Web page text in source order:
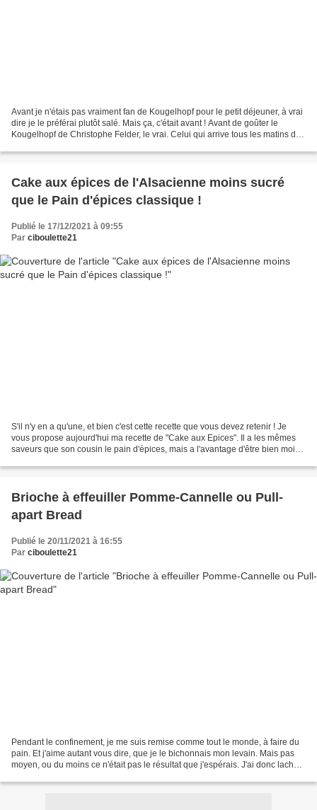
Avant je n'étais pas vraiment fan de Kougelhopf pour le petit déjeuner, à vrai
dire je le préférai plutôt salé. Mais ça, c'était avant ! Avant de goûter le
Kougelhopf de Christophe Felder, le vrai. Celui qui arrive tous les matins de
Cake aux épices de l'Alsacienne moins sucré
que le Pain d'épices classique !
Publié le 17/12/2021 à 09:55
Par ciboulette21
S'il n'y en a qu'une, et bien c'est cette recette que vous devez retenir ! Je
vous propose aujourd'hui ma recette de "Cake aux Epices". Il a les mêmes
saveurs que son cousin le pain d'épices, mais a l'avantage d'être bien moins
Brioche à effeuiller Pomme-Cannelle ou Pull-
apart Bread
Publié le 20/11/2021 à 16:55
Par ciboulette21
Pendant le confinement, je me suis remise comme tout le monde, à faire du
pain. Et j'aime autant vous dire, que je le bichonnais mon levain. Mais pas
moyen, ou du moins ce n'était pas le résultat que j'espérais. J'ai donc laché